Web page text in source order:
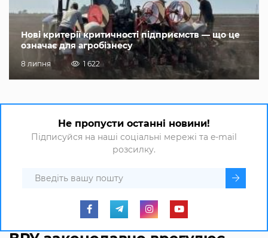
Нові критерії критичності підприємств — що це
означає для агробізнесу
8 липня 1 622
Не пропусти останні новини!
Підписуйся на наші соціальні мережі та e-mail
розсилку.